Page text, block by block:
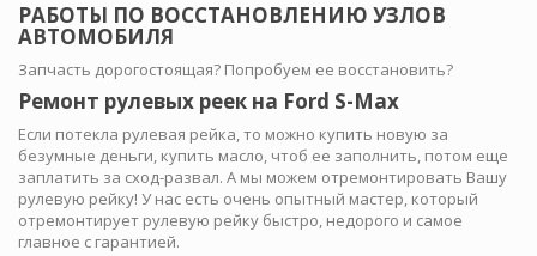
РАБОТЫ ПО ВОССТАНОВЛЕНИЮ УЗЛОВ
АВТОМОБИЛЯ
Запчасть дорогостоящая? Попробуем ее восстановить?
Ремонт рулевых реек на Ford S-Max
Если потекла рулевая рейка, то можно купить новую за
безумные деньги, купить масло, чтоб ее заполнить, потом еще
заплатить за сход-развал. А мы можем отремонтировать Вашу
рулевую рейку! У нас есть очень опытный мастер, который
отремонтирует рулевую рейку быстро, недорого и самое
главное с гарантией.